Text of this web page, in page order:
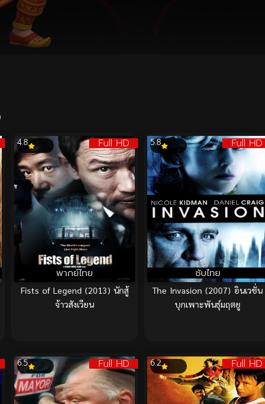
Full HD
พากย์ไทย
4.8
Fists of Legend (2013) นักสู้
จ้าวสังเวียน
Full HD
ซับไทย
5.8
The Invasion (2007) อินเวชั่น
บุกเพาะพันธุ์มฤตยู
Full HD
6.5 Full HD
6.2